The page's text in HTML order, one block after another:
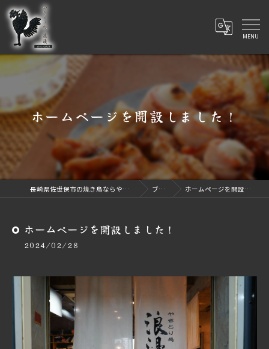
ホームページを開設しました！
長崎県佐世保市の焼き鳥ならやきとり処 浪漫 ブログ ホームページを開設しました！
ホームページを開設しました！
2024/02/28